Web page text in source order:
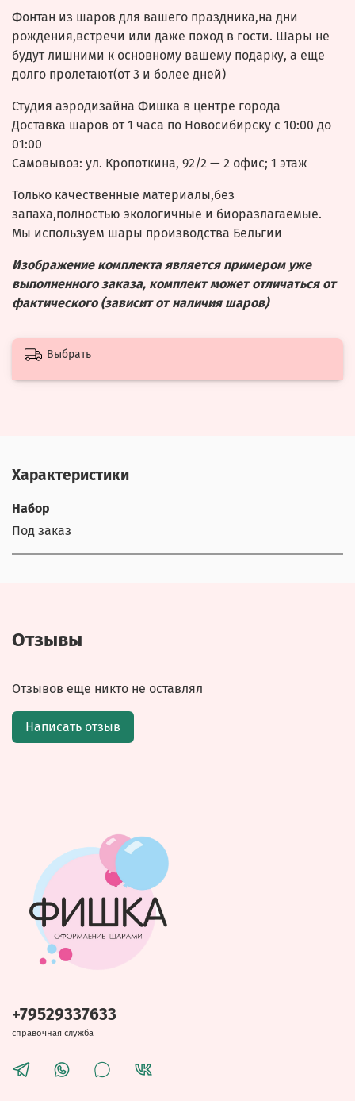
Фонтан из шаров для вашего праздника,на дни
рождения,встречи или даже поход в гости. Шары не
будут лишними к основному вашему подарку, а еще
долго пролетают(от 3 и более дней)
Студия аэродизайна Фишка в центре города
Доставка шаров от 1 часа по Новосибирску с 10:00 до
01:00
Самовывоз: ул. Кропоткина, 92/2 — 2 офис; 1 этаж
Только качественные материалы,без
запаха,полностью экологичные и биоразлагаемые.
Мы используем шары производства Бельгии
Изображение комплекта является примером уже
выполненного заказа, комплект может отличаться от
фактического (зависит от наличия шаров)
Выбрать
Характеристики
Набор
Под заказ
Отзывы
Отзывов еще никто не оставлял
Написать отзыв
+79529337633
справочная служба